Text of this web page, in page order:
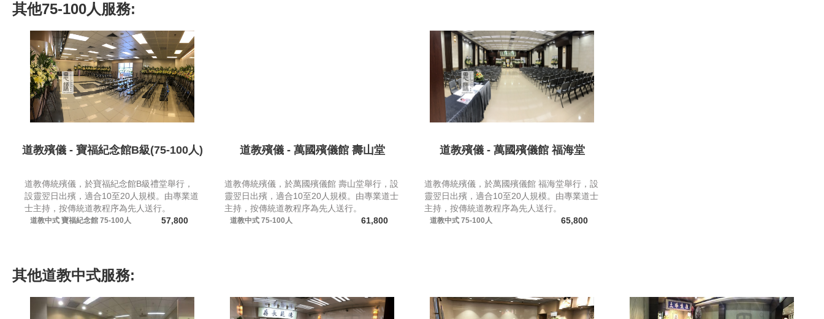
其他75-100人服務:
道教殯儀 - 寶福紀念館B級(75-100人)
道教傳統殯儀，於寶福紀念館B級禮堂舉行，
設靈翌日出殯，適合10至20人規模。由專業道
士主持，按傳統道教程序為先人送行。
道教中式 寶福紀念館 75-100人 57,800
道教殯儀 - 萬國殯儀館 壽山堂
道教傳統殯儀，於萬國殯儀館 壽山堂舉行，設
靈翌日出殯，適合10至20人規模。由專業道士
主持，按傳統道教程序為先人送行。
道教中式 75-100人 61,800
道教殯儀 - 萬國殯儀館 福海堂
道教傳統殯儀，於萬國殯儀館 福海堂舉行，設
靈翌日出殯，適合10至20人規模。由專業道士
主持，按傳統道教程序為先人送行。
道教中式 75-100人 65,800
其他道教中式服務: